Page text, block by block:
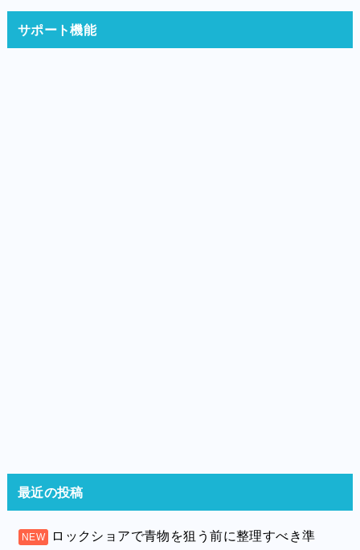
サポート機能
最近の投稿
ロックショアで青物を狙う前に整理すべき準